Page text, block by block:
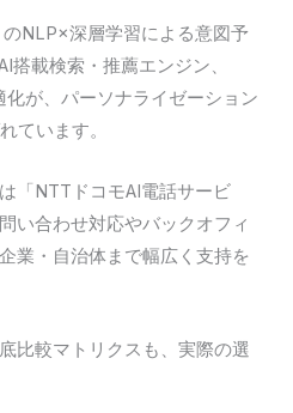
NLP×深層学習による意図予
載検索・推薦エンジン、
が、パーソナライゼーション
ています。
「NTTドコモAI電話サービ
い合わせ対応やバックオフィ
業・自治体まで幅広く支持を
比較マトリクスも、実際の選